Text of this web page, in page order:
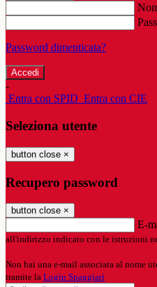
Password dimenticata?
-
Entra con SPID Entra con CIE
Seleziona utente
button close ×
Recupero password
button close ×
E-
all'indirizzo indicato con le istruzioni
Non hai una e-mail associata al nome
tramite la Login Spaggiari